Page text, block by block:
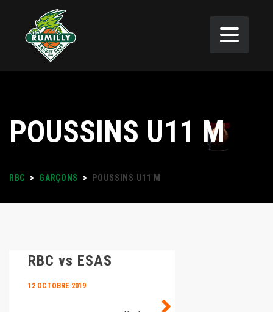
POUSSINS U11 M
RBC > GARÇONS > POUSSINS U11 M
RBC vs ESAS
12 OCTOBRE 2019